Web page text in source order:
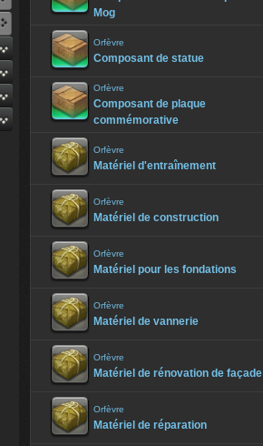
Mog
Orfèvre
Composant de statue
Orfèvre
Composant de plaque
commémorative
Orfèvre
Matériel d'entraînement
Orfèvre
Matériel de construction
Orfèvre
Matériel pour les fondations
Orfèvre
Matériel de vannerie
Orfèvre
Matériel de rénovation de façade
Orfèvre
Matériel de réparation